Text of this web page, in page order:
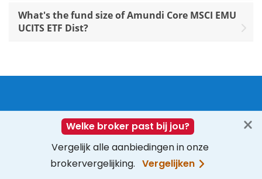
What's the fund size of Amundi Core MSCI EMU
UCITS ETF Dist?
Track your ETF strategies online
Sign up free Login now